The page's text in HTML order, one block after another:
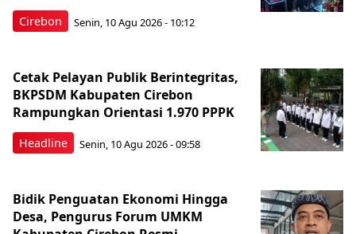
Cirebon Senin, 10 Agu 2026 - 10:12
Headline
Cetak Pelayan Publik Berintegritas,
BKPSDM Kabupaten Cirebon
Rampungkan Orientasi 1.970 PPPK
Senin, 10 Agu 2026 - 09:58
Bidik Penguatan Ekonomi Hingga
Desa, Pengurus Forum UMKM